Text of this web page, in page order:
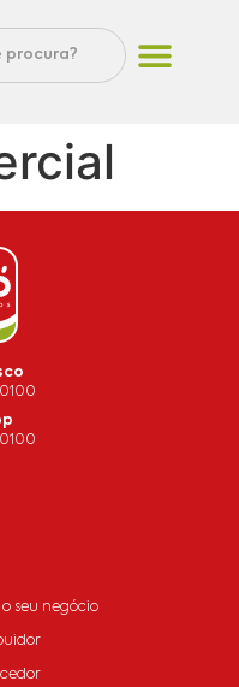
seu negócio